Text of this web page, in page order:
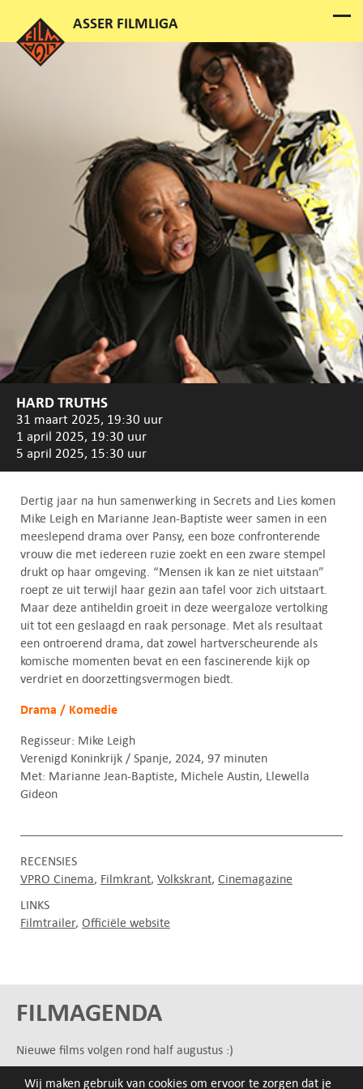
Wij maken gebruik van cookies om ervoor te zorgen dat je
HARD TRUTHS
31 maart 2025, 19:30 uur
1 april 2025, 19:30 uur
5 april 2025, 15:30 uur
Dertig jaar na hun samenwerking in Secrets and Lies komen
Mike Leigh en Marianne Jean-Baptiste weer samen in een
meeslepend drama over Pansy, een boze confronterende
vrouw die met iedereen ruzie zoekt en een zware stempel
drukt op haar omgeving. “Mensen ik kan ze niet uitstaan”
roept ze uit terwijl haar gezin aan tafel voor zich uitstaart.
Maar deze antiheldin groeit in deze weergaloze vertolking
uit tot een geslaagd en raak personage. Met als resultaat
een ontroerend drama, dat zowel hartverscheurende als
komische momenten bevat en een fascinerende kijk op
verdriet en doorzettingsvermogen biedt.
Drama / Komedie
Regisseur: Mike Leigh
Verenigd Koninkrijk / Spanje, 2024, 97 minuten
Met: Marianne Jean-Baptiste, Michele Austin, Llewella
Gideon
RECENSIES
VPRO Cinema Filmkrant Volkskrant Cinemagazine
LINKS
Filmtrailer Officiële website
FILMAGENDA
Nieuwe films volgen rond half augustus :)